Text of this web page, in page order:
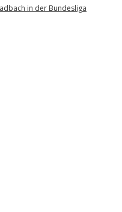
in der Bundesliga